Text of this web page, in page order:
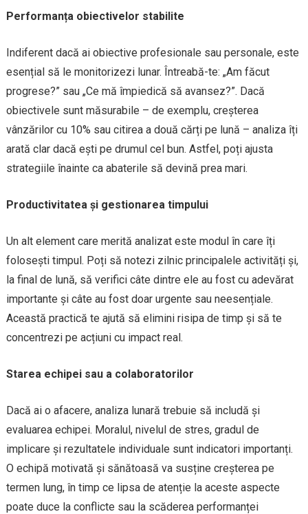
Performanța obiectivelor stabilite
Indiferent dacă ai obiective profesionale sau personale, este
esențial să le monitorizezi lunar. Întreabă-te: „Am făcut
progrese?” sau „Ce mă împiedică să avansez?”. Dacă
obiectivele sunt măsurabile – de exemplu, creșterea
vânzărilor cu 10% sau citirea a două cărți pe lună – analiza îți
arată clar dacă ești pe drumul cel bun. Astfel, poți ajusta
strategiile înainte ca abaterile să devină prea mari.
Productivitatea și gestionarea timpului
Un alt element care merită analizat este modul în care îți
folosești timpul. Poți să notezi zilnic principalele activități și,
la final de lună, să verifici câte dintre ele au fost cu adevărat
importante și câte au fost doar urgente sau neesențiale.
Această practică te ajută să elimini risipa de timp și să te
concentrezi pe acțiuni cu impact real.
Starea echipei sau a colaboratorilor
Dacă ai o afacere, analiza lunară trebuie să includă și
evaluarea echipei. Moralul, nivelul de stres, gradul de
implicare și rezultatele individuale sunt indicatori importanți.
O echipă motivată și sănătoasă va susține creșterea pe
termen lung, în timp ce lipsa de atenție la aceste aspecte
poate duce la conflicte sau la scăderea performanței